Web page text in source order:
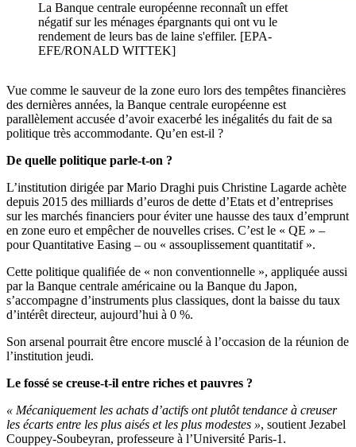
La Banque centrale européenne reconnaît un effet
négatif sur les ménages épargnants qui ont vu le
rendement de leurs bas de laine s'effiler. [EPA-
EFE/RONALD WITTEK]
Vue comme le sauveur de la zone euro lors des tempêtes financières
des dernières années, la Banque centrale européenne est
parallèlement accusée d’avoir exacerbé les inégalités du fait de sa
politique très accommodante. Qu’en est-il ?
De quelle politique parle-t-on ?
L’institution dirigée par Mario Draghi puis Christine Lagarde achète
depuis 2015 des milliards d’euros de dette d’Etats et d’entreprises
sur les marchés financiers pour éviter une hausse des taux d’emprunt
en zone euro et empêcher de nouvelles crises. C’est le « QE » –
pour Quantitative Easing – ou « assouplissement quantitatif ».
Cette politique qualifiée de « non conventionnelle », appliquée aussi
par la Banque centrale américaine ou la Banque du Japon,
s’accompagne d’instruments plus classiques, dont la baisse du taux
d’intérêt directeur, aujourd’hui à 0 %.
Son arsenal pourrait être encore musclé à l’occasion de la réunion de
l’institution jeudi.
Le fossé se creuse-t-il entre riches et pauvres ?
« Mécaniquement les achats d’actifs ont plutôt tendance à creuser
les écarts entre les plus aisés et les plus modestes », soutient Jezabel
Couppey-Soubeyran, professeure à l’Université Paris-1.